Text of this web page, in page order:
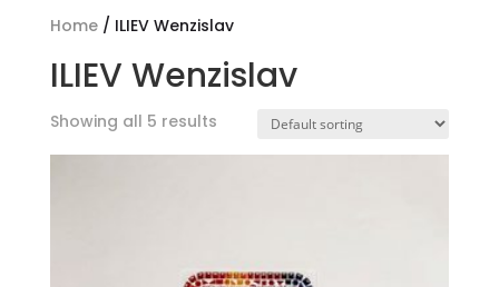
Home/ ILIEV Wenzislav
ILIEV Wenzislav
Showing all 5 results